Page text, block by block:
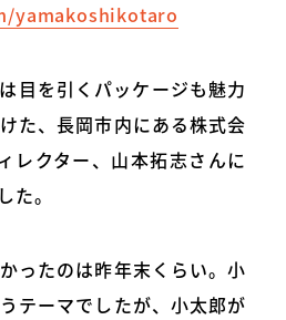
yamakoshikotaro
目を引くパッケージも魅力
た、長岡市内にある株式会
レクター、山本拓志さんに
た。
ったのは昨年末くらい。小
テーマでしたが、小太郎が